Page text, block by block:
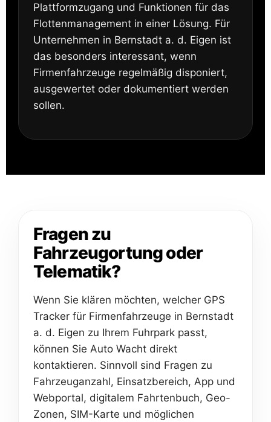
Plattformzugang und Funktionen für das
Flottenmanagement in einer Lösung. Für
Unternehmen in Bernstadt a. d. Eigen ist
das besonders interessant, wenn
Firmenfahrzeuge regelmäßig disponiert,
ausgewertet oder dokumentiert werden
sollen.
Fragen zu
Fahrzeugortung oder
Telematik?
Wenn Sie klären möchten, welcher GPS
Tracker für Firmenfahrzeuge in Bernstadt
a. d. Eigen zu Ihrem Fuhrpark passt,
können Sie Auto Wacht direkt
kontaktieren. Sinnvoll sind Fragen zu
Fahrzeuganzahl, Einsatzbereich, App und
Webportal, digitalem Fahrtenbuch, Geo-
Zonen, SIM-Karte und möglichen